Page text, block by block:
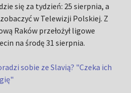
się za tydzień: 25 sierpnia, a
w Telewizji Polskiej. Z
Raków przełożył ligowe
na środę 31 sierpnia.
sobie ze Slavią? "Czeka ich